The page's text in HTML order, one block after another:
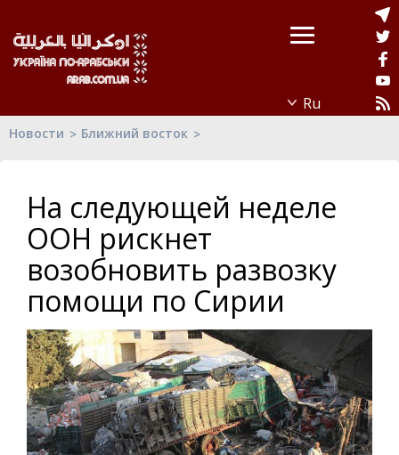
Новости Ближний восток
На следующей неделе
ООН рискнет
возобновить развозку
помощи по Сирии